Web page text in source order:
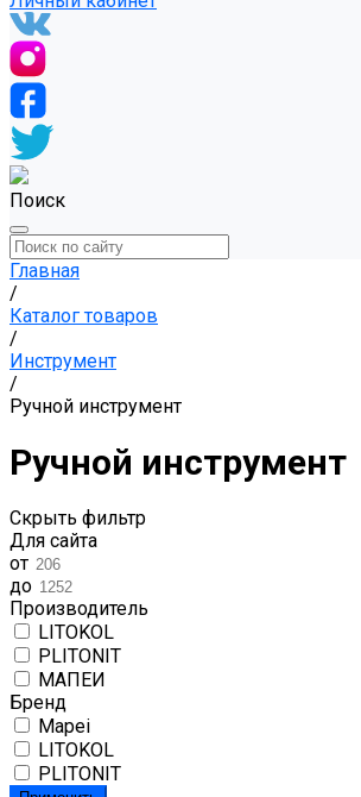
Поиск
Главная
/
Каталог товаров
/
Инструмент
/
Ручной инструмент
Ручной инструмент
Скрыть фильтр
Для сайта
от
до
Производитель
LITOKOL
PLITONIT
МАПЕИ
Бренд
Mapei
LITOKOL
PLITONIT